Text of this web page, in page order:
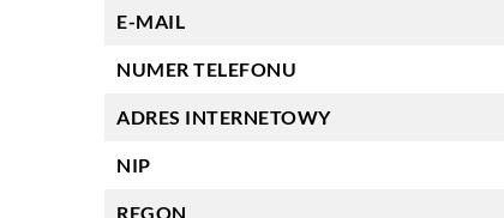
E-MAIL
NUMER TELEFONU
ADRES INTERNETOWY
NIP
REGON